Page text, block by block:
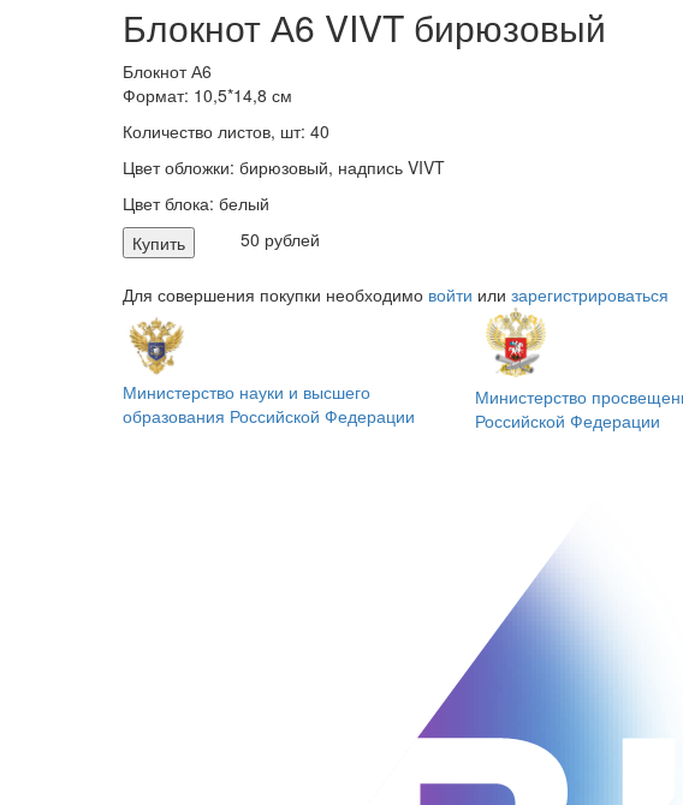
Блокнот А6 VIVT бирюзовый
Блокнот А6
Формат: 10,5*14,8 см
Количество листов, шт: 40
Цвет обложки: бирюзовый, надпись VIVT
Цвет блока: белый
Купить
50 рублей
Для совершения покупки необходимо войти или зарегистрироваться
Министерство науки и высшего
образования Российской Федерации
Министерство
Российской Федерации